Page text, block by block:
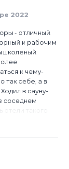
2022
- отличный.
и рабочим
к чему-
так себе, а в
в сауну-
соседнем
такого